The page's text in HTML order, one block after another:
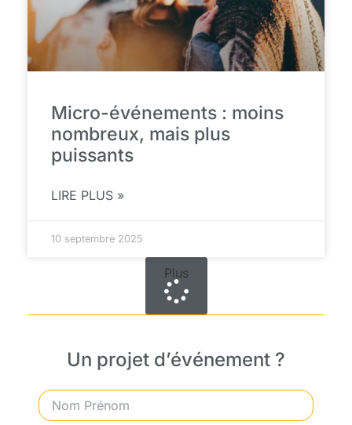
Micro-événements : moins
nombreux, mais plus
puissants
LIRE PLUS »
10 septembre 2025
Plus
Un projet d’événement ?